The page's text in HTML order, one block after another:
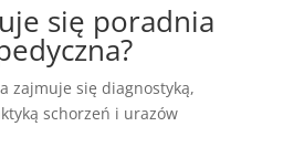
się poradnia
zajmuje się diagnostyką,
schorzeń i urazów